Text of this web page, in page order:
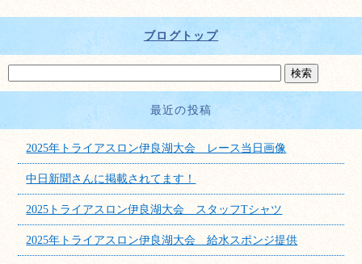
ブログトップ
最近の投稿
2025年トライアスロン伊良湖大会 レース当日画像
中日新聞さんに掲載されてます！
2025トライアスロン伊良湖大会 スタッフTシャツ
2025年トライアスロン伊良湖大会 給水スポンジ提供